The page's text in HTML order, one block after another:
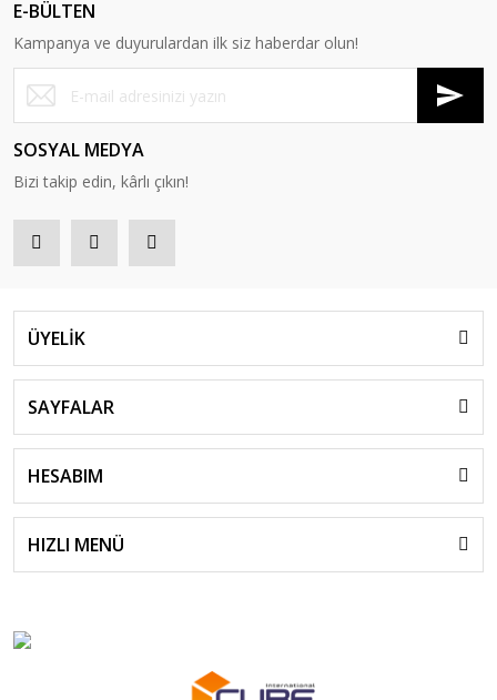
E-BÜLTEN
Kampanya ve duyurulardan ilk siz haberdar olun!
SOSYAL MEDYA
Bizi takip edin, kârlı çıkın!
ÜYELİK
SAYFALAR
HESABIM
HIZLI MENÜ